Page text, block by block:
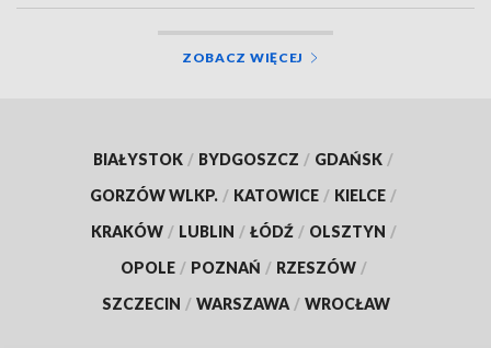
ZOBACZ WIĘCEJ
BIAŁYSTOK / BYDGOSZCZ / GDAŃSK /
GORZÓW WLKP. / KATOWICE / KIELCE /
KRAKÓW / LUBLIN / ŁÓDŹ / OLSZTYN /
OPOLE / POZNAŃ / RZESZÓW /
SZCZECIN / WARSZAWA / WROCŁAW